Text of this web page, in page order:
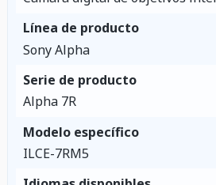
Línea de producto
Sony Alpha
Serie de producto
Alpha 7R
Modelo específico
ILCE-7RM5